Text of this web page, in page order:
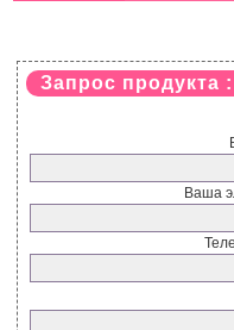
Запрос продукта :
Ваша